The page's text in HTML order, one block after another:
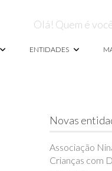
Olá! Quem é
ENTIDADES
Novas
Associação
Crianças com